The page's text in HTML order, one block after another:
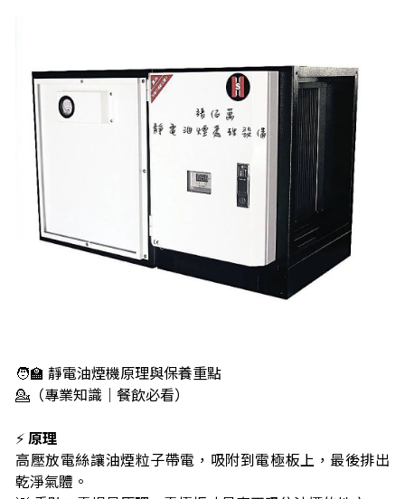
🧑‍🏫 靜電油煙機原理與保養重點
💁（專業知識｜餐飲必看）
⚡ 原理
高壓放電絲讓油煙粒子帶電，吸附到電極板上，最後排出
乾淨氣體。